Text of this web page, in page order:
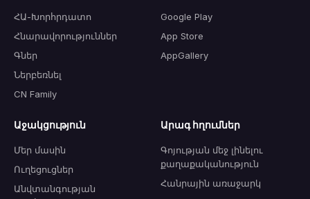
ՀԱ-Խորհրդատո
Հնարավորություններ
Գներ
Ներբեռնել
CN Family
Google Play
App Store
AppGallery
Աջակցություն
Մեր մասին
Ուղեցուցներ
Անվտանգության
Արագ հղումներ
Գոյության մեջ լինելու
քաղաքականություն
Հանրային առաջարկ